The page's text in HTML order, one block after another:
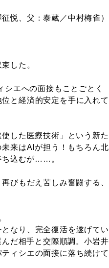
悦、父：泰蔵／中村梅雀）
した。
エへの面接もことごとく
と経済的安定を手に入れて
した医療技術」という新た
来はAIが担う！もちろん北
ち込むが……。
びもだえ苦しみ奮闘する、
なり、完全復活を遂げてい
だ相手と交際順調。小岩井
ィシエの面接に落ち続けて